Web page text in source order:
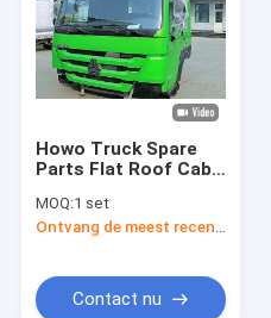
Howo Truck Spare
Parts Flat Roof Cab
Truck Cabin Voor
vervanging
MOQ:1 set
Contact nu